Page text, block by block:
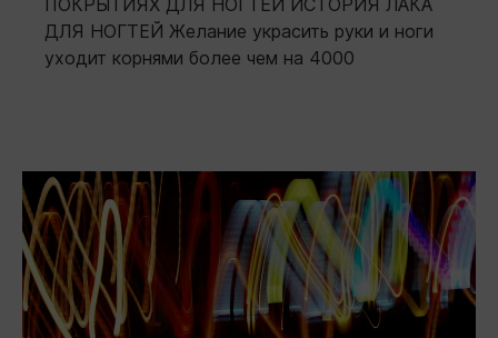
ПОКРЫТИЯХ ДЛЯ НОГТЕЙ ИСТОРИЯ ЛАКА
ДЛЯ НОГТЕЙ Желание украсить руки и ноги
уходит корнями более чем на 4000